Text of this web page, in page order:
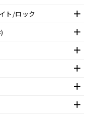
ト/ロック